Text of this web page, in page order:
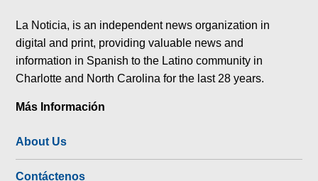
La Noticia, is an independent news organization in
digital and print, providing valuable news and
information in Spanish to the Latino community in
Charlotte and North Carolina for the last 28 years.
Más Información
About Us
Contáctenos